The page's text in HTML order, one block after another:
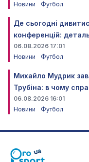
Новини
Футбол
Де сьогодні
конференцій:
06.08.2026 17:01
Новини
Футбол
Михайло Мудрик
Трубіна: в чому
06.08.2026 16:01
Новини
Футбол